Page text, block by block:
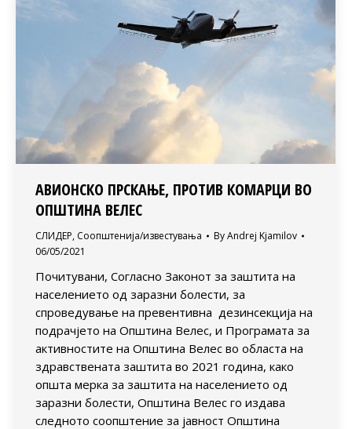
АВИОНСКО ПРСКАЊЕ, ПРОТИВ КОМАРЦИ ВО
ОПШТИНА ВЕЛЕС
СЛИДЕР, Соопштенија/известувања ByAndrej Kjamilov
06/05/2021
Почитувани, Согласно Законот за заштита на
населението од заразни болести, за
спроведување на превентивна дезинсекција на
подрачјето на Општина Велес, и Програмата за
активностите на Општина Велес во областа на
здравствената заштита во 2021 година, како
општа мерка за заштита на населението од
заразни болести, Општина Велес го издава
следното соопштение за јавност Општина